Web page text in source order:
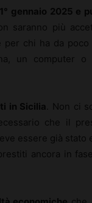
gennaio 2025 e
saranno più
per chi ha da
un computer
in Sicilia
. Non ci
che il
essere già stato
ancora in